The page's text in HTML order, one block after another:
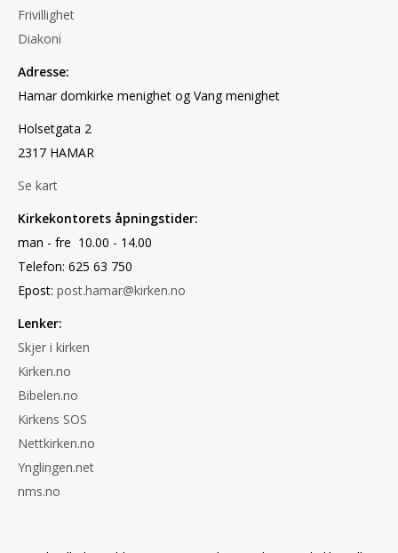
Frivillighet
Diakoni
Adresse:
Hamar domkirke menighet og Vang menighet
Holsetgata 2
2317 HAMAR
Se kart
Kirkekontorets åpningstider:
man - fre 10.00 - 14.00
Telefon: 625 63 750
Epost: post.hamar@kirken.no
Lenker:
Skjer i kirken
Kirken.no
Bibelen.no
Kirkens SOS
Nettkirken.no
Ynglingen.net
nms.no